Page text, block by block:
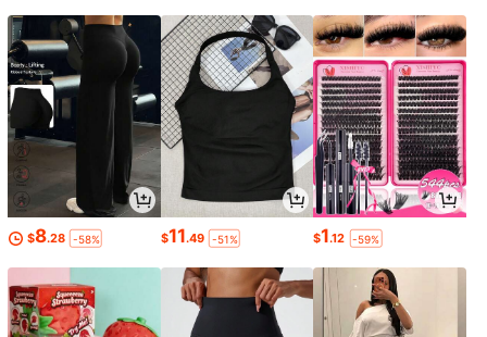
$8.28 -58% $11.49 -51% $1.12 -59%